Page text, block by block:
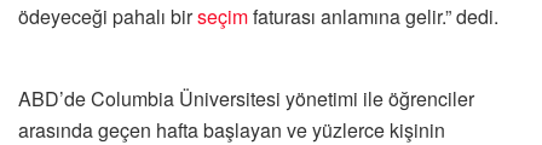
ödeyeceği pahalı birseçimfaturası anlamına gelir.” dedi.
ABD’de Columbia Üniversitesi yönetimi ile öğrenciler
arasında geçen hafta başlayan ve yüzlerce kişinin